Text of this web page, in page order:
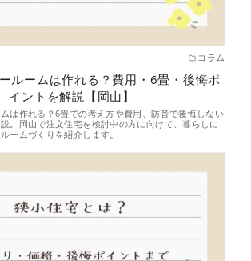
コラム
ルームは作れる？費用・6畳・後悔ポ
イントを解説【岡山】
は作れる？6畳での考え方や費用、防音で後悔しない
。岡山で注文住宅を検討中の方に向けて、暮らしに
ームづくりを紹介します。